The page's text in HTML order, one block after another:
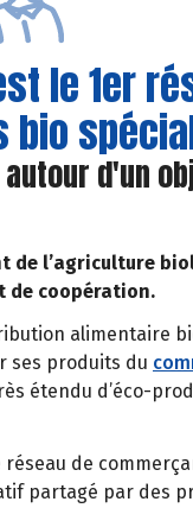
le 1er
bio
d'un
de l’agriculture
de coopération.
alimentaire
ses produits du
étendu d’éco-
réseau de
partagé par des